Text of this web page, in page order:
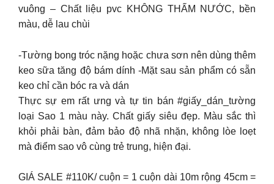
vuông – Chất liệu pvc KHÔNG THẤM NƯỚC, bền
màu, dễ lau chùi
-Tường bong tróc nặng hoặc chưa sơn nên dùng thêm
keo sữa tăng độ bám dính -Mặt sau sản phẩm có sẵn
keo chỉ cần bóc ra và dán
Thực sự em rất ưng và tự tin bán #giấy_dán_tường
loại Sao 1 màu này. Chất giấy siêu đẹp. Màu sắc thì
khỏi phải bàn, đảm bảo độ nhã nhặn, không lòe loẹt
mà điểm sao vô cùng trẻ trung, hiện đại.
GIÁ SALE #110K/ cuộn = 1 cuộn dài 10m rộng 45cm =